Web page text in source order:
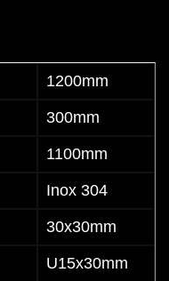
1200mm
300mm
1100mm
Inox 304
30x30mm
U15x30mm